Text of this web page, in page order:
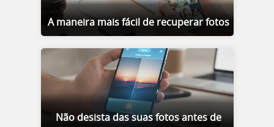
A maneira mais fácil de recuperar fotos
Não desista das suas fotos antes de